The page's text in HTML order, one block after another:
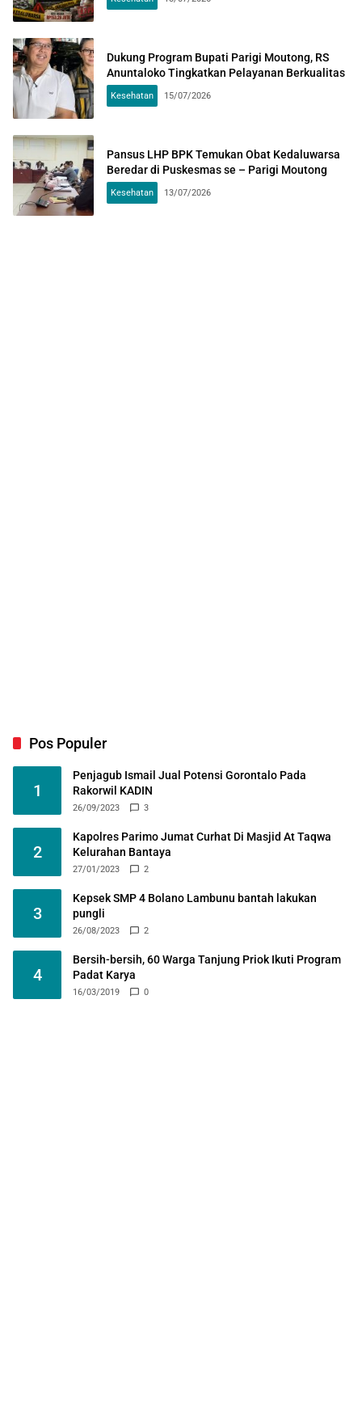
Dukung Program Bupati Parigi Moutong, RS
Anuntaloko Tingkatkan Pelayanan Berkualitas
Kesehatan 15/07/2026
Pansus LHP BPK Temukan Obat Kedaluwarsa
Beredar di Puskesmas se – Parigi Moutong
Kesehatan 13/07/2026
Pos Populer
1
Penjagub Ismail Jual Potensi Gorontalo Pada
Rakorwil KADIN
26/09/2023 3
2
Kapolres Parimo Jumat Curhat Di Masjid At Taqwa
Kelurahan Bantaya
27/01/2023 2
3
Kepsek SMP 4 Bolano Lambunu bantah lakukan
pungli
26/08/2023 2
4
Bersih-bersih, 60 Warga Tanjung Priok Ikuti Program
Padat Karya
16/03/2019 0